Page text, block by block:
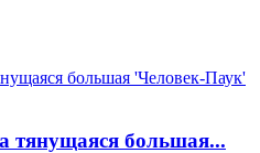
тянущаяся большая...